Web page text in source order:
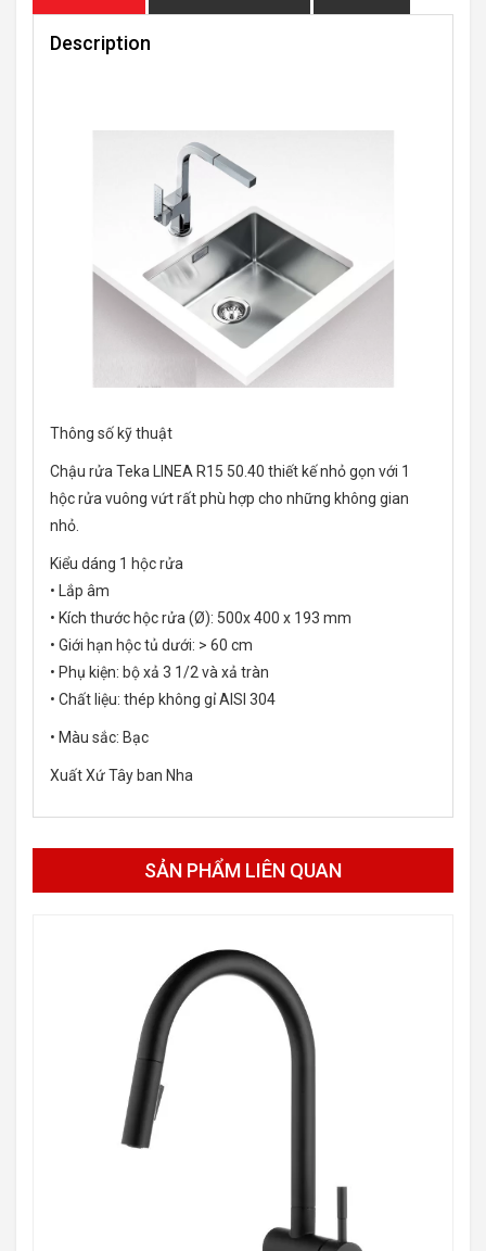
Description
Thông số kỹ thuật
Chậu rửa Teka LINEA R15 50.40 thiết kế nhỏ gọn với 1
hộc rửa vuông vứt rất phù hợp cho những không gian
nhỏ.
Kiểu dáng 1 hộc rửa
• Lắp âm
• Kích thước hộc rửa (Ø): 500x 400 x 193 mm
• Giới hạn hộc tủ dưới: > 60 cm
• Phụ kiện: bộ xả 3 1/2 và xả tràn
• Chất liệu: thép không gỉ AISI 304
• Màu sắc: Bạc
Xuất Xứ Tây ban Nha
SẢN PHẨM LIÊN QUAN